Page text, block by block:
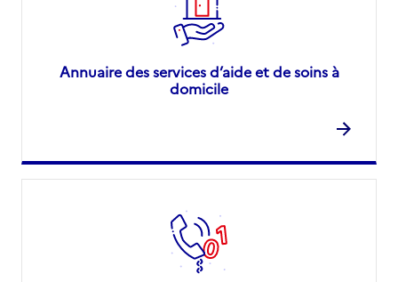
Annuaire des services d’aide et de soins à
domicile